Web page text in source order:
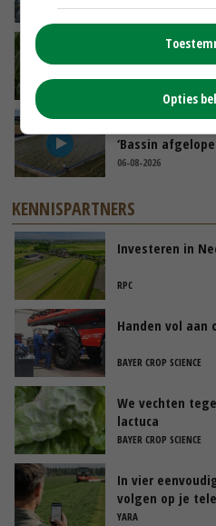
GISTEREN, 12:00
Limburgse
goed
Droogte
‘Bassin
06-08-2026
KENNISPARTNERS
Investeren in
RPC
Handen vol aan
BAYER CROP SCIENCE
We vechten
lactuca
BAYER CROP SCIENCE
In vier
volgen op je
YARA
Opties